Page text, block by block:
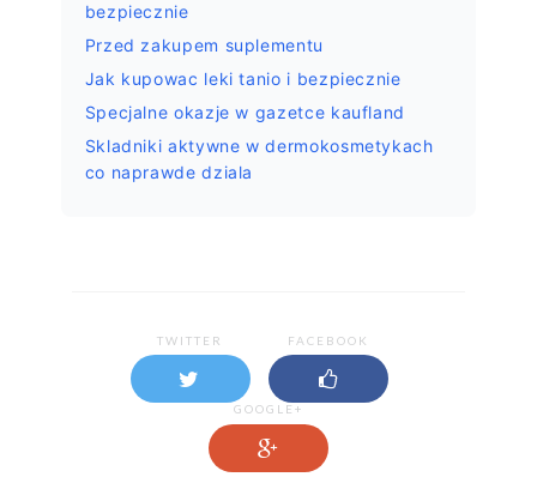
bezpiecznie
Przed zakupem suplementu
Jak kupowac leki tanio i bezpiecznie
Specjalne okazje w gazetce kaufland
Skladniki aktywne w dermokosmetykach
co naprawde dziala
TWITTER FACEBOOK
GOOGLE+